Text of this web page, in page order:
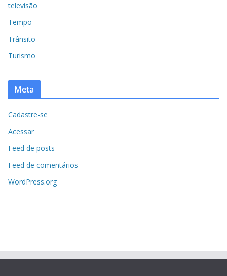
televisão
Tempo
Trânsito
Turismo
Meta
Cadastre-se
Acessar
Feed de posts
Feed de comentários
WordPress.org